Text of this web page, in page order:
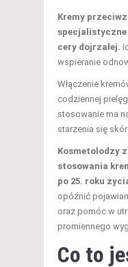
Kremy
cery dojrzałej.
wspieranie
Włączenie
codziennej
stosowanie ma
starzenia się
Kosmetolodzy
stosowania
po 25. roku
opóźnić
oraz pomóc w
promiennego
Co to